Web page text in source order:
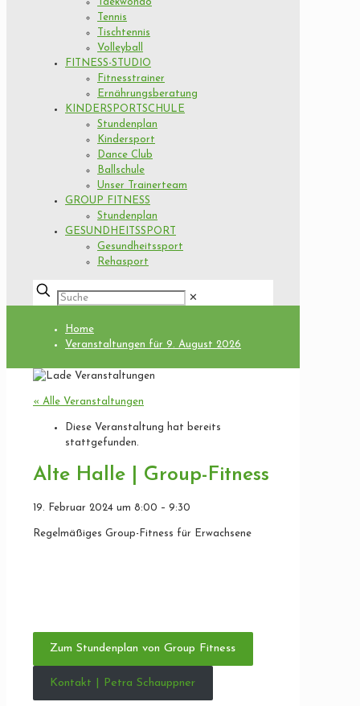
Tennis
Tischtennis
Volleyball
FITNESS-STUDIO
Fitnesstrainer
Ernährungsberatung
KINDERSPORTSCHULE
Stundenplan
Kindersport
Dance Club
Ballschule
Unser Trainerteam
GROUP FITNESS
Stundenplan
GESUNDHEITSSPORT
Gesundheitssport
Rehasport
✕
Home
Veranstaltungen für 9. August 2026
« Alle Veranstaltungen
Diese Veranstaltung hat bereits
stattgefunden.
Alte Halle | Group-Fitness
19. Februar 2024 um 8:00 – 9:30
Regelmäßiges Group-Fitness für Erwachsene
Zum Stundenplan von Group Fitness
Kontakt | Petra Schauppner